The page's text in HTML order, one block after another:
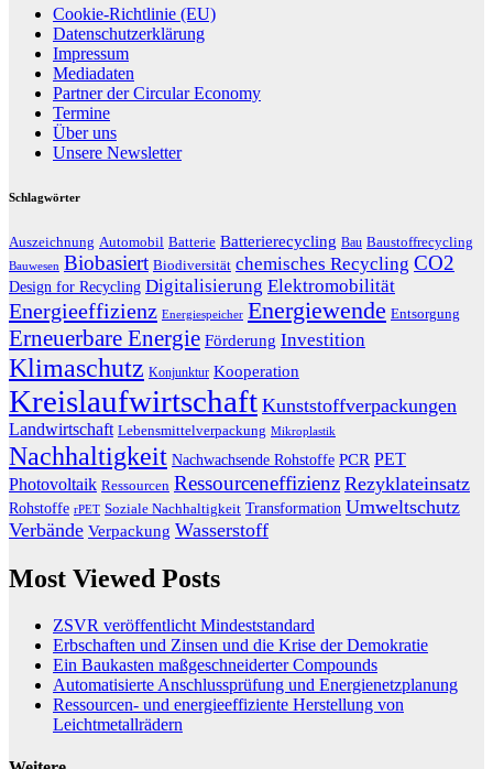
Cookie-Richtlinie (EU)
Datenschutzerklärung
Impressum
Mediadaten
Partner der Circular Economy
Termine
Über uns
Unsere Newsletter
Schlagwörter
Auszeichnung Automobil Batterie Batterierecycling Bau Baustoffrecycling
Bauwesen Biobasiert Biodiversität chemisches Recycling CO2
Design for Recycling Digitalisierung Elektromobilität
Energieeffizienz Energiespeicher Energiewende Entsorgung
Erneuerbare Energie Förderung Investition
Klimaschutz Konjunktur Kooperation
Kreislaufwirtschaft Kunststoffverpackungen
Landwirtschaft Lebensmittelverpackung Mikroplastik
Nachhaltigkeit Nachwachsende Rohstoffe PCR PET
Photovoltaik Ressourcen Ressourceneffizienz Rezyklateinsatz
Rohstoffe rPET Soziale Nachhaltigkeit Transformation Umweltschutz
Verbände Verpackung Wasserstoff
Most Viewed Posts
ZSVR veröffentlicht Mindeststandard
Erbschaften und Zinsen und die Krise der Demokratie
Ein Baukasten maßgeschneiderter Compounds
Automatisierte Anschlussprüfung und Energienetzplanung
Ressourcen- und energieeffiziente Herstellung von
Leichtmetallrädern